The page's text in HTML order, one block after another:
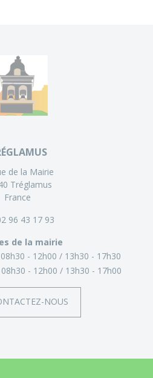
de la Mairie
Tréglamus
France
96 43 17 93
de la mairie
08h30 - 12h00
13h30 - 17h30
08h30 - 12h00 13h30 - 17h00
NOUS